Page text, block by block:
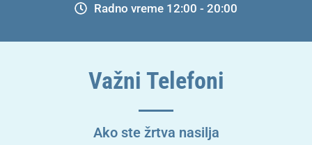
Radno vreme 12:00 - 20:00
Važni Telefoni
Ako ste žrtva nasilja